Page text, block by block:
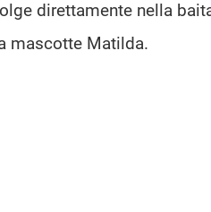
direttamente nella
mascotte Matilda.